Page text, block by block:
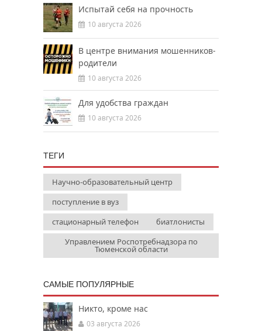
Испытай себя на прочность
10 августа 2026
В центре внимания мошенников-
родители
10 августа 2026
Для удобства граждан
10 августа 2026
ТЕГИ
Научно-образовательный центр
поступление в вуз
стационарный телефон
биатлонисты
Управлением Роспотребнадзора по
Тюменской области
САМЫЕ ПОПУЛЯРНЫЕ
Никто, кроме нас
03 августа 2026